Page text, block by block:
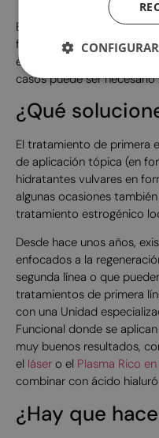
En general el diagnóstico
física, pero siempre es
equipo médico
casos puede ser necesario
¿Qué
El tratamiento de primera
de aplicación tópica (en
hidratantes vulvares en
algunas ocasiones
tratamiento estrogénico
Desde hace unos años,
enfocados a la
segunda línea o que
tratamientos de primera
con una Unidad
Funcional donde se
muy buenos resultados,
el láser o el Plasma Rico
combinar con ácido
¿Hay que